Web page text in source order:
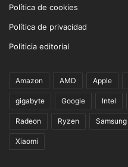
Política de cookies
Política de privacidad
Politicia editorial
Amazon AMD Apple
gigabyte Google Intel
Radeon Ryzen Samsung
Xiaomi